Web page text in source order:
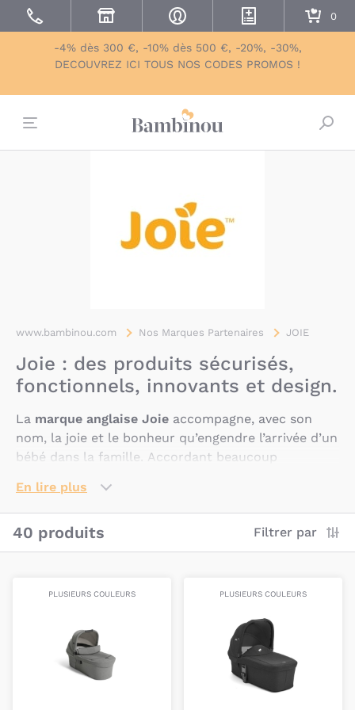
-4% dès 300 €, -10% dès 500 €, -20%, -30%,
DECOUVREZ ICI TOUS NOS CODES PROMOS !
www.bambinou.com Nos Marques Partenaires JOIE
Joie : des produits sécurisés,
fonctionnels, innovants et design.
La marque anglaise Joie accompagne, avec son
nom, la joie et le bonheur qu’engendre l’arrivée d’un
bébé dans la famille. Accordant beaucoup
pour tous, innovants, sécurisés et joyeux
équipes de Joie proposent des produitstestés en
laboratoire agréé
toutes les
normes en vigueur sur le marché.
respectant les contraintes environnementales.
Pourquoi choisir les produits Joie ?
100 % engagés
En lire plus
40 produits Filtrer par
PLUSIEURS COULEURS PLUSIEURS COULEURS